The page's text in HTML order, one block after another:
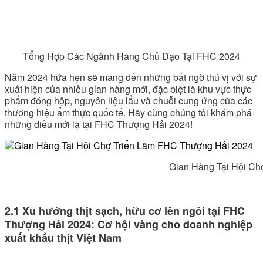
Tổng Hợp Các Ngành Hàng Chủ Đạo Tại FHC 2024
Năm 2024 hứa hẹn sẽ mang đến những bất ngờ thú vị với sự
xuất hiện của nhiều gian hàng mới, đặc biệt là khu vực thực
phẩm đóng hộp, nguyên liệu lẩu và chuỗi cung ứng của các
thương hiệu ẩm thực quốc tế. Hãy cùng chúng tôi khám phá
những điều mới lạ tại FHC Thượng Hải 2024!
Gian Hàng Tại Hội Chợ Triển Lãm
2.1 Xu hướng thịt sạch, hữu cơ lên ngôi tại FHC
Thượng Hải 2024: Cơ hội vàng cho doanh nghiệp
xuất khẩu thịt Việt Nam